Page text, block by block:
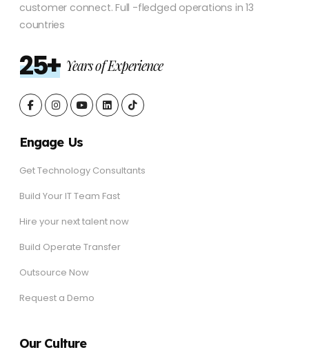
customer connect. Full -fledged operations in 13
countries
25+ Years of Experience
Engage Us
Get Technology Consultants
Build Your IT Team Fast
Hire your next talent now
Build Operate Transfer
Outsource Now
Request a Demo
Our Culture